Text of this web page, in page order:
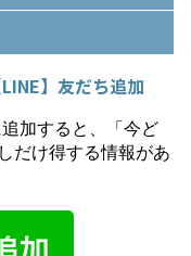
】友だち追加
加すると、「今ど
だけ得する情報があ